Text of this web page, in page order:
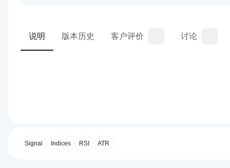
说明 版本历史 客户评价 讨论
cBot?
Signal Indices RSI ATR